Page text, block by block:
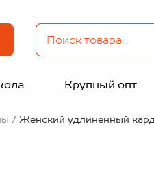
Крупный опт
Женский удлиненный